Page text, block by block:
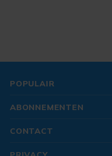
POPULAIR
ABONNEMENTEN
CONTACT